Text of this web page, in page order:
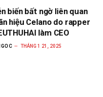
biến bất ngờ liên quan
hiệu Celano do rapper
làm CEO
THÁNG 1 21, 2025